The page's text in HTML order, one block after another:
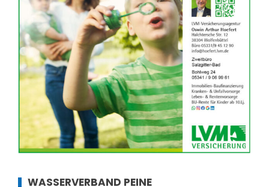
WASSERVERBAND PEINE